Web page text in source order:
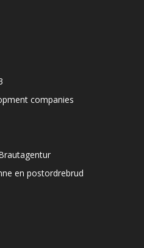
companies
en postordrebrud